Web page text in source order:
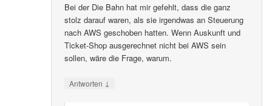
Bei der Die Bahn hat mir gefehlt, dass die ganz
stolz darauf waren, als sie irgendwas an Steuerung
nach AWS geschoben hatten. Wenn Auskunft und
Ticket-Shop ausgerechnet nicht bei AWS sein
sollen, wäre die Frage, warum.
Antworten ↓